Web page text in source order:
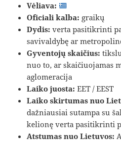
Vėliava:
Oficiali kalba: graikų
Dydis: verta pasitikrinti
savivaldybę ar
Gyventojų skaičius:
nuo to, ar skaičiuojamas
aglomeracija
Laiko juosta: EET / EEST
Laiko skirtumas nuo
dažniausiai sutampa su
kelionę verta pasitikrinti
Atstumas nuo Lietuvos: